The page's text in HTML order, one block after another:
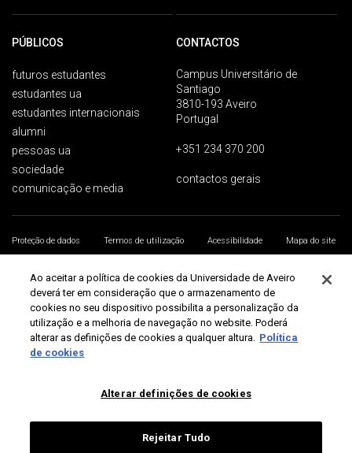
PÚBLICOS
futuros estudantes
estudantes ua
estudantes internacionais
alumni
pessoas ua
sociedade
comunicação e media
CONTACTOS
Campus Universitário de
Santiago
3810-193 Aveiro
Portugal
+351 234 370 200
contactos gerais
Proteção de dados Termos de utilização Acessibilidade
Mapa do site
Ao aceitar a política de cookies da Universidade de Aveiro
deverá ter em consideração que o armazenamento de
cookies no seu dispositivo possibilita a personalização da
utilização e a melhoria de navegação no website. Poderá
alterar as definições de cookies a qualquer altura. Política
de cookies
Alterar definições de cookies
Rejeitar Tudo